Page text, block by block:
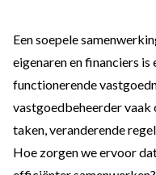
Een soepele
eigenaren en financiers
functionerende
vastgoedbeheerder
taken, veranderende
Hoe zorgen we ervoor